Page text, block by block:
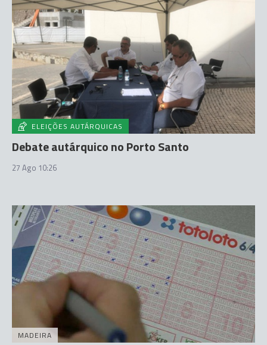
ELEIÇÕES AUTÁRQUICAS
Debate autárquico no Porto Santo
27 Ago 10:26
MADEIRA